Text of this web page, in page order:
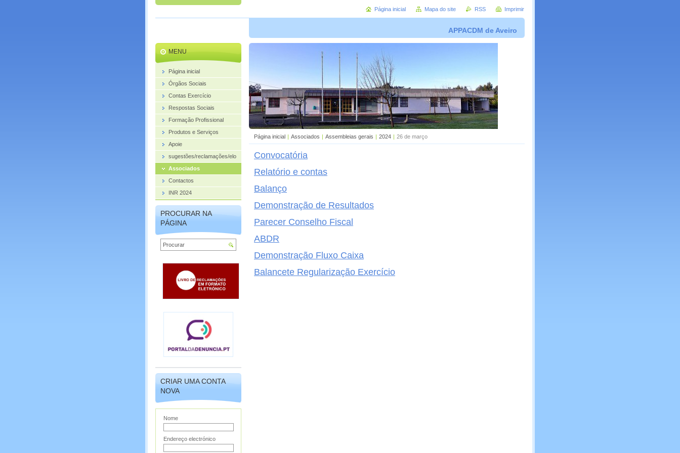
APPACDM de Aveiro
Página inicial | Associados | Assembleias gerais | 2024 | 26 de março
Convocatória
Relatório e contas
Balanço
Demonstração de Resultados
Parecer Conselho Fiscal
ABDR
Demonstração Fluxo Caixa
Balancete Regularização Exercício
MENU
Página inicial
Órgãos Sociais
Contas Exercício
Respostas Sociais
Formação Profissional
Produtos e Serviços
Apoie
sugestões/reclamações/elogios
Associados
Contactos
INR 2024
PROCURAR NA
PÁGINA
CRIAR UMA CONTA
NOVA
Nome
Endereço electrónico
Página inicial Mapa do site RSS Imprimir